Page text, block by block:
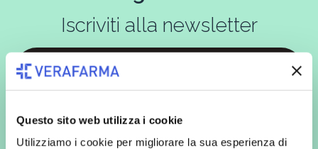
Questo sito web utilizza i cookie
Utilizziamo i cookie per migliorare la sua esperienza di
Iscriviti alla newsletter
espressamente al trattamento dei miei dati personali per finalità
marketing (con modalità telematiche - quali ad es. newsletter ed e-mail